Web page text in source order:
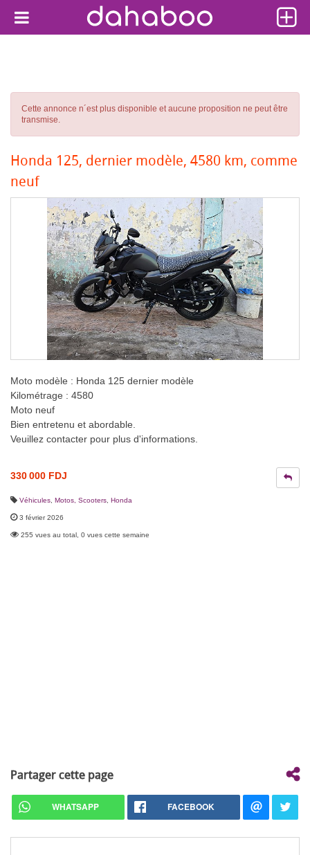
Cette annonce n´est plus disponible et aucune proposition ne peut être
transmise.
Honda 125, dernier modèle, 4580 km, comme
neuf
Moto modèle : Honda 125 dernier modèle
Kilométrage : 4580
Moto neuf
Bien entretenu et abordable.
Veuillez contacter pour plus d'informations.
330 000 FDJ
Véhicules Motos, Scooters Honda
3 février 2026
255 vues au total, 0 vues cette semaine
Partager cette page
WHATSAPP FACEBOOK